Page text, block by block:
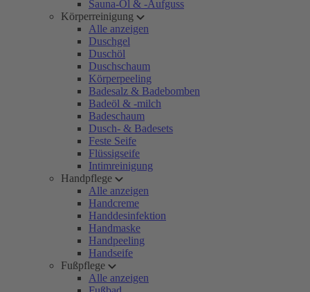
Sauna-Öl & -Aufguss
Körperreinigung
Alle anzeigen
Duschgel
Duschöl
Duschschaum
Körperpeeling
Badesalz & Badebomben
Badeöl & -milch
Badeschaum
Dusch- & Badesets
Feste Seife
Flüssigseife
Intimreinigung
Handpflege
Alle anzeigen
Handcreme
Handdesinfektion
Handmaske
Handpeeling
Handseife
Fußpflege
Alle anzeigen